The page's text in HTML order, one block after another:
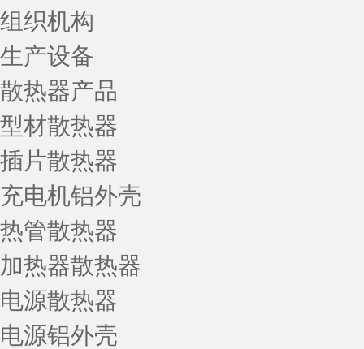
组织机构
生产设备
散热器产品
型材散热器
插片散热器
充电机铝外壳
热管散热器
加热器散热器
电源散热器
电源铝外壳